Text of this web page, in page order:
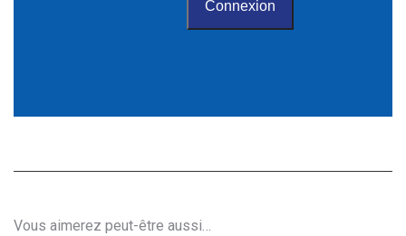
Vous aimerez peut-être aussi…